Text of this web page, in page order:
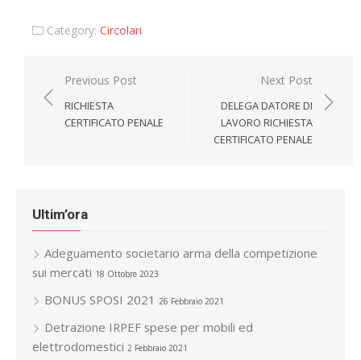
Category: Circolari
Navigazione
articoli
Previous Post
RICHIESTA
CERTIFICATO PENALE
Next Post
DELEGA DATORE DI
LAVORO RICHIESTA
CERTIFICATO PENALE
Ultim’ora
Adeguamento societario arma della competizione
sui mercati 18 Ottobre 2023
BONUS SPOSI 2021 26 Febbraio 2021
Detrazione IRPEF spese per mobili ed
elettrodomestici 2 Febbraio 2021